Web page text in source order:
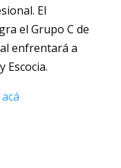
El
el Grupo C de
enfrentará a
Escocia.